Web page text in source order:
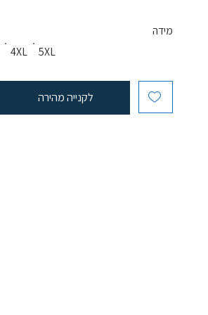
4XL 5XL
מידה
לקנייה מהירה